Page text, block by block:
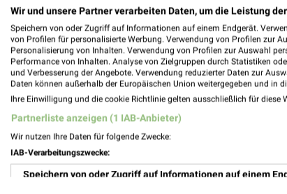
Fressnapf Crailsheim
74564 Crailsheim
Heute 09:00 - 19:00 Uhr | Geöffnet
Wir und unsere Partner verarbeiten Daten, um die Leistung
Speichern von oder Zugriff auf Informationen auf einem Endgerät.
von Profilen für personalisierte Werbung. Verwendung von Profilen zur
Personalisierung von Inhalten. Verwendung von Profilen zur Auswahl
Performance von Inhalten. Analyse von Zielgruppen durch Statistiken
und Verbesserung der Angebote. Verwendung reduzierter Daten zur
Daten können außerhalb der Europäischen Union weitergegeben und in
Ihre Einwilligung und die cookie Richtlinie gelten ausschließlich für diese
Partnerliste anzeigen (1 IAB-Anbieter)
Wir nutzen Ihre Daten für folgende Zwecke:
IAB-Verarbeitungszwecke:
Speichern von oder Zugriff auf Informationen auf einem